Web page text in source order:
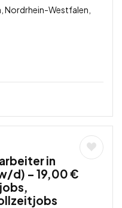
Nordrhein-Westfalen,
in
d) – 19,00 €